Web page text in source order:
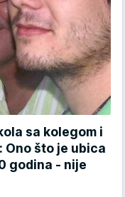
sa kolegom i
što je ubica
godina - nije